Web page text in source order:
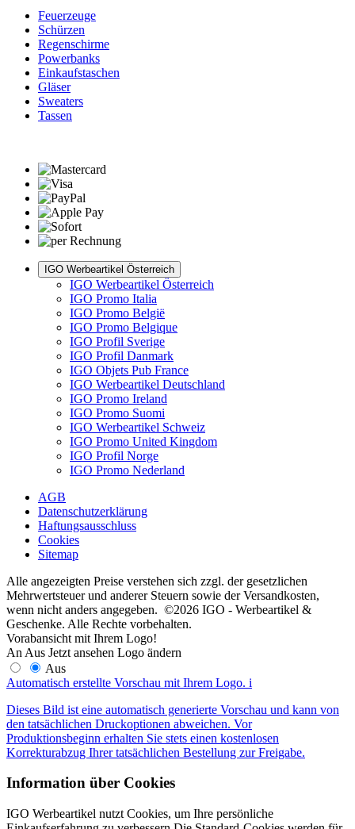
Feuerzeuge
Schürzen
Regenschirme
Powerbanks
Einkaufstaschen
Gläser
Sweaters
Tassen
IGO Werbeartikel Österreich
IGO Werbeartikel Österreich
IGO Promo Italia
IGO Promo België
IGO Promo Belgique
IGO Profil Sverige
IGO Profil Danmark
IGO Objets Pub France
IGO Werbeartikel Deutschland
IGO Promo Ireland
IGO Promo Suomi
IGO Werbeartikel Schweiz
IGO Promo United Kingdom
IGO Profil Norge
IGO Promo Nederland
AGB
Datenschutzerklärung
Haftungsausschluss
Cookies
Sitemap
Alle angezeigten Preise verstehen sich zzgl. der gesetzlichen
Mehrwertsteuer und anderer Steuern sowie der Versandkosten,
wenn nicht anders angegeben. ©2026 IGO - Werbeartikel &
Geschenke. Alle Rechte vorbehalten.
Vorabansicht mit Ihrem Logo!
An Aus Jetzt ansehen Logo ändern
Aus
Automatisch erstellte Vorschau mit Ihrem Logo. i
Dieses Bild ist eine automatisch generierte Vorschau und kann von
den tatsächlichen Druckoptionen abweichen. Vor
Produktionsbeginn erhalten Sie stets einen kostenlosen
Korrekturabzug Ihrer tatsächlichen Bestellung zur Freigabe.
Information über Cookies
IGO Werbeartikel nutzt Cookies, um Ihre persönliche